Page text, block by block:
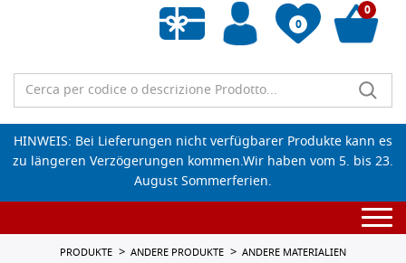
0
Wunschliste leeren
0
HINWEIS: Bei Lieferungen nicht verfügbarer Produkte kann es
zu längeren Verzögerungen kommen.Wir haben vom 5. bis 23.
August Sommerferien.
PRODUKTE ANDERE PRODUKTE ANDERE MATERIALIEN